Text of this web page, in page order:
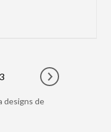
Go to next
designs de